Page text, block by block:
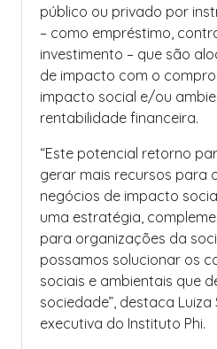
público ou privado por
– como empréstimo,
investimento – que são
de impacto com o
impacto social e/ou
rentabilidade financeira.
“Este potencial retorno
gerar mais recursos para
negócios de impacto
uma estratégia,
para organizações da
possamos solucionar os
sociais e ambientais que
sociedade”, destaca
executiva do Instituto Phi.